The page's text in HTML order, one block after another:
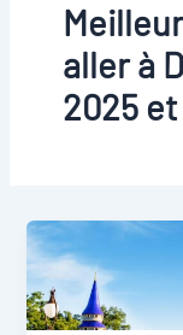
aller à
2025